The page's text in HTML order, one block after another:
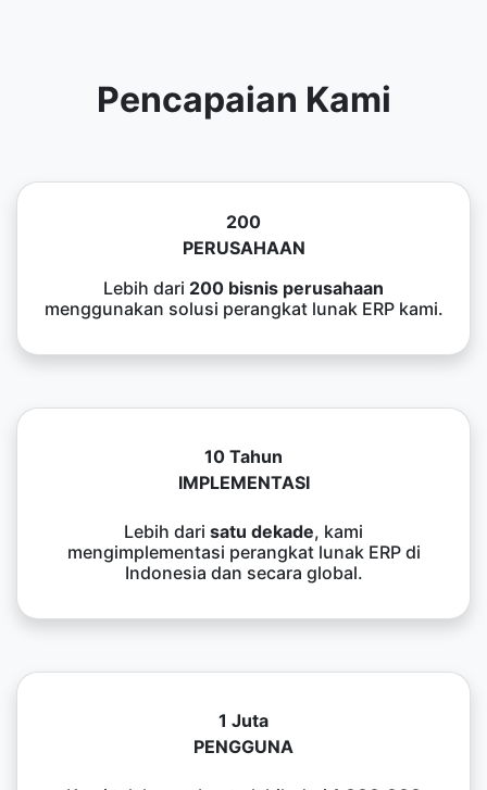
Pencapaian Kami
200
PERUSAHAAN
Lebih dari 200 bisnis perusahaan
menggunakan solusi perangkat lunak ERP kami.
10 Tahun
IMPLEMENTASI
Lebih dari satu dekade, kami
mengimplementasi perangkat lunak ERP di
Indonesia dan secara global.
1 Juta
PENGGUNA